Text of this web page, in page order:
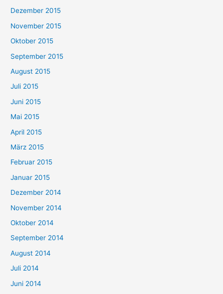
Dezember 2015
November 2015
Oktober 2015
September 2015
August 2015
Juli 2015
Juni 2015
Mai 2015
April 2015
März 2015
Februar 2015
Januar 2015
Dezember 2014
November 2014
Oktober 2014
September 2014
August 2014
Juli 2014
Juni 2014